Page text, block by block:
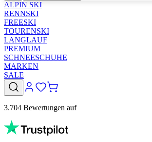
ALPIN SKI
RENNSKI
FREESKI
TOURENSKI
LANGLAUF
PREMIUM
SCHNEESCHUHE
MARKEN
SALE
3.704 Bewertungen auf